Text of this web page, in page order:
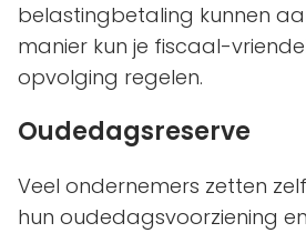
belastingbetaling kunnen
manier kun je fiscaal-
opvolging regelen.
Oudedagsreserve
Veel ondernemers zetten
hun oudedagsvoorziening